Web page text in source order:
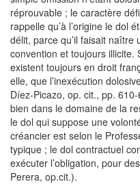
réprouvable ; le caractère
rappelle qu’à l’origine le dol
délit, parce qu’il faisait
convention et toujours illicite.
existent toujours en droit
elle, que l’inexécution
Díez-Picazo, op. cit., pp.
bien dans le domaine de la
le dol qui suppose une
créancier est selon le
typique ; le dol contractuel
exécuter l’obligation, pour
Perera, op.cit.).